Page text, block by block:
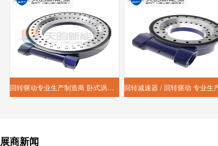
回转驱动专业生产制造商 卧式涡轮蜗杆减速器 5--25寸
展商新闻